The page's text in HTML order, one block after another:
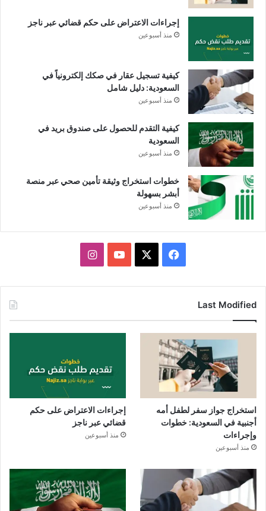
إجراءات الاعتراض على حكم قضائي عبر ناجز
منذ أسبوعين
كيفية تسجيل عقار في صكك إلكترونياً في
السعودية: دليل شامل
منذ أسبوعين
كيفية التقدم للحصول على صندوق بريد في
السعودية
منذ أسبوعين
خطوات استخراج وثيقة تأمين صحي عبر منصة
أبشر بسهولة
منذ أسبوعين
فيسبوك يوتيوبانستقرام
Last Modified
استخراج جواز سفر لطفل أمه
أجنبية في السعودية: خطوات
وإجراءات
منذ أسبوعين
إجراءات الاعتراض على حكم
قضائي عبر ناجز
منذ أسبوعين